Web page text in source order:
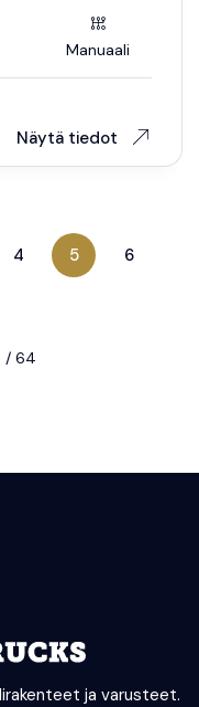
Manuaali
Näytä tiedot
4 5 6
/ 64
ja varusteet.